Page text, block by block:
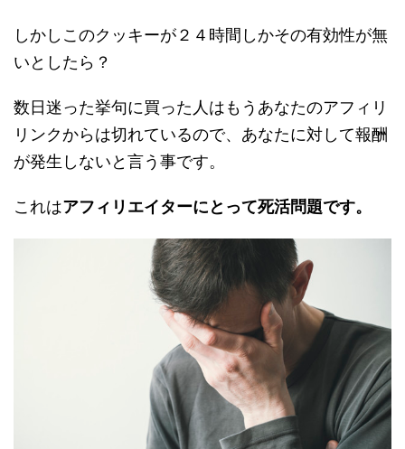
しかしこのクッキーが２４時間しかその有効性が無
いとしたら？
数日迷った挙句に買った人はもうあなたのアフィリ
リンクからは切れているので、あなたに対して報酬
が発生しないと言う事です。
これはアフィリエイターにとって死活問題です。